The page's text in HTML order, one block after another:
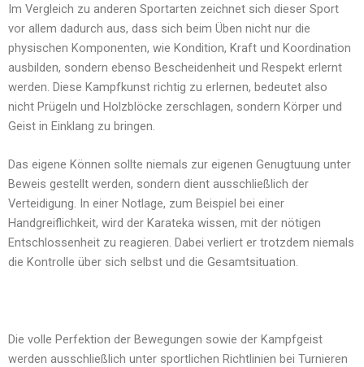
Im Vergleich zu anderen Sportarten zeichnet sich dieser Sport
vor allem dadurch aus, dass sich beim Üben nicht nur die
physischen Komponenten, wie Kondition, Kraft und Koordination
ausbilden, sondern ebenso Bescheidenheit und Respekt erlernt
werden. Diese Kampfkunst richtig zu erlernen, bedeutet also
nicht Prügeln und Holzblöcke zerschlagen, sondern Körper und
Geist in Einklang zu bringen.
Das eigene Können sollte niemals zur eigenen Genugtuung unter
Beweis gestellt werden, sondern dient ausschließlich der
Verteidigung. In einer Notlage, zum Beispiel bei einer
Handgreiflichkeit, wird der Karateka wissen, mit der nötigen
Entschlossenheit zu reagieren. Dabei verliert er trotzdem niemals
die Kontrolle über sich selbst und die Gesamtsituation.
Die volle Perfektion der Bewegungen sowie der Kampfgeist
werden ausschließlich unter sportlichen Richtlinien bei Turnieren